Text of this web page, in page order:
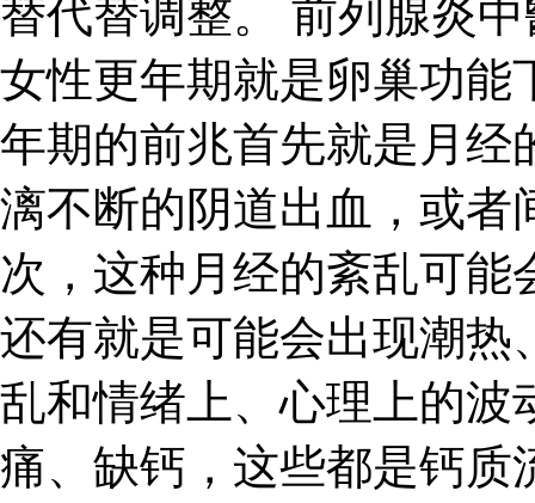
替代替调整。 前列腺炎
女性更年期就是卵巢功能
年期的前兆首先就是月经
漓不断的阴道出血，或者
次，这种月经的紊乱可
还有就是可能会出现潮热
乱和情绪上、心理上的波
痛、缺钙，这些都是钙质